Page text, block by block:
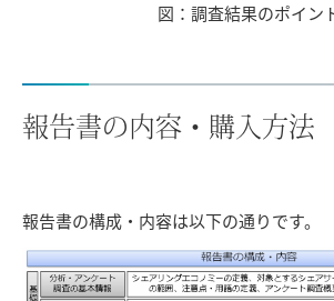
図：調査結果のポイン
報告書の内容・購入方法
報告書の構成・内容は以下の通りです。